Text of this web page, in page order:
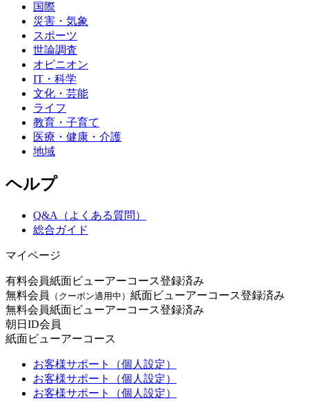
国際
災害・気象
スポーツ
世論調査
オピニオン
IT・科学
文化・芸能
ライフ
教育・子育て
医療・健康・介護
地域
ヘルプ
Q&A（よくある質問）
総合ガイド
マイページ
有料会員紙面ビューアーコース登録済み
無料会員
（クーポン適用中） 紙面ビューアーコース登録済み
無料会員紙面ビューアーコース登録済み
朝日ID会員
紙面ビューアーコース
お客様サポート（個人設定）
お客様サポート（個人設定）
お客様サポート（個人設定）